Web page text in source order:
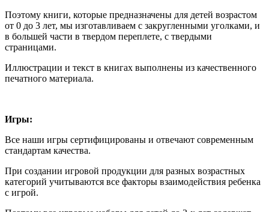
Поэтому книги, которые предназначены для детей возрастом
от 0 до 3 лет, мы изготавливаем с закругленными уголками, и
в большей части в твердом переплете, с твердыми
страницами.
Иллюстрации и текст в книгах выполнены из качественного
печатного материала.
Игры:
Все наши игры сертифицированы и отвечают современным
стандартам качества.
При создании игровой продукции для разных возрастных
категорий учитываются все факторы взаимодействия ребенка
с игрой.